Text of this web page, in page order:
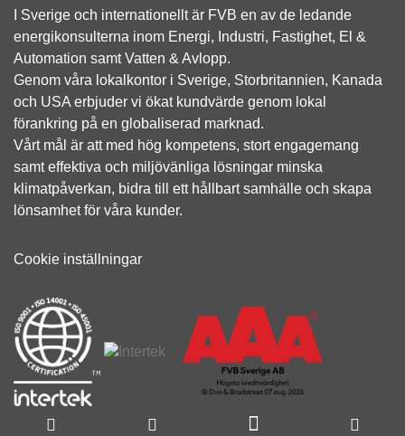
Om FVB
I Sverige och internationellt är FVB en av de ledande
energikonsulterna inom Energi, Industri, Fastighet, El &
Automation samt Vatten & Avlopp.
Genom våra lokalkontor i Sverige, Storbritannien, Kanada
och USA erbjuder vi ökat kundvärde genom lokal
förankring på en globaliserad marknad.
Vårt mål är att med hög kompetens, stort engagemang
samt effektiva och miljövänliga lösningar minska
klimatpåverkan, bidra till ett hållbart samhälle och skapa
lönsamhet för våra kunder.
Cookie inställningar